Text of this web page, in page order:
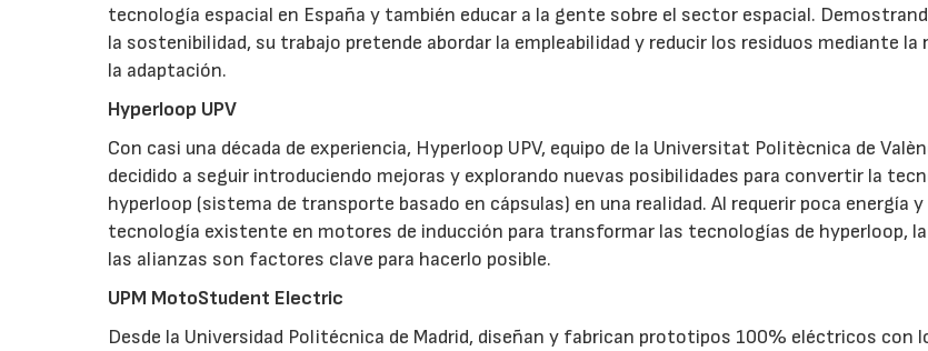
tecnología espacial en España y también educar a la gente sobre el sector espacial.
la sostenibilidad, su trabajo pretende abordar la empleabilidad y reducir los residuos mediante
la adaptación.
Hyperloop UPV
Con casi una década de experiencia, Hyperloop UPV, equipo de la Universitat Politècnica de
decidido a seguir introduciendo mejoras y explorando nuevas posibilidades para convertir la
hyperloop (sistema de transporte basado en cápsulas) en una realidad. Al requerir poca energía
tecnología existente en motores de inducción para transformar las tecnologías de hyperloop,
las alianzas son factores clave para hacerlo posible.
UPM MotoStudent Electric
Desde la Universidad Politécnica de Madrid, diseñan y fabrican prototipos 100% eléctricos con